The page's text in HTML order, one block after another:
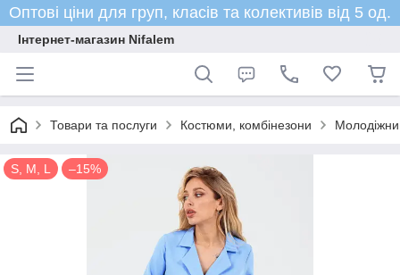
Оптові ціни для груп, класів та колективів від 5 од.
Інтернет-магазин Nifalem
Товари та послуги Костюми, комбінезони
S, M, L –15%